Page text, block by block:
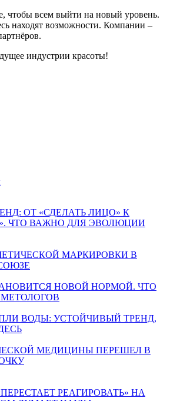
чтобы всем выйти на новый уровень.
находят возможности. Компании –
индустрии красоты!
ОТ «СДЕЛАТЬ ЛИЦО» К
ЧТО ВАЖНО ДЛЯ ЭВОЛЮЦИИ
МАРКИРОВКИ В
НОВОЙ НОРМОЙ. ЧТО
ВОДЫ: УСТОЙЧИВЫЙ ТРЕНД,
МЕДИЦИНЫ ПЕРЕШЕЛ В